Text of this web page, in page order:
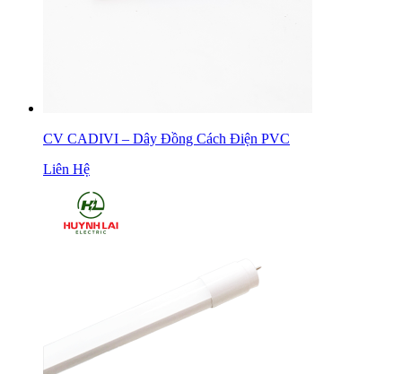
CV CADIVI – Dây Đồng Cách Điện PVC
Liên Hệ